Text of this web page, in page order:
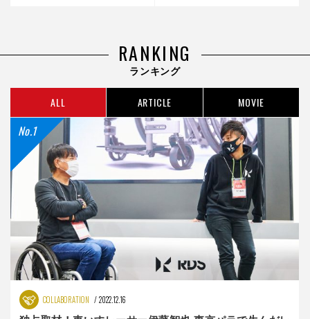
RANKING
ランキング
ALL ARTICLE MOVIE
COLLABORATION 2022.12.16